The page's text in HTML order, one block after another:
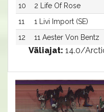
10
2 Life Of Rose
11
1 Livi Import (SE)
12
11 Aester Von Bentz
Väliajat: 14.0/